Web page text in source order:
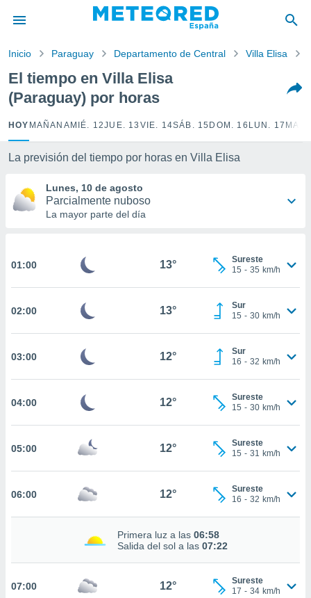
por
para
la
calidad.
a este
las
y
forma
todas
nuestros
ACEPTAR
Inicio Paraguay Departamento de Central Villa Elisa
El tiempo en Villa Elisa
(Paraguay) por horas
HOY MAÑANA MIÉ. 12JUE. 13 VIE. 14SÁB. 15 DOM. 16 LUN. 17
La previsión del tiempo por horas en Villa Elisa
Lunes, 10 de agosto
Parcialmente nuboso
La mayor parte del día
01:00 13°
Sureste
15 - 35 km/h
02:00 13°
Sur
15 - 30 km/h
03:00 12°
Sur
16 - 32 km/h
04:00 12°
Sureste
15 - 30 km/h
05:00 12°
Sureste
15 - 31 km/h
06:00 12°
Sureste
16 - 32 km/h
Primera luz a las 06:58
Salida del sol a las 07:22
07:00 12°
Sureste
17 - 34 km/h